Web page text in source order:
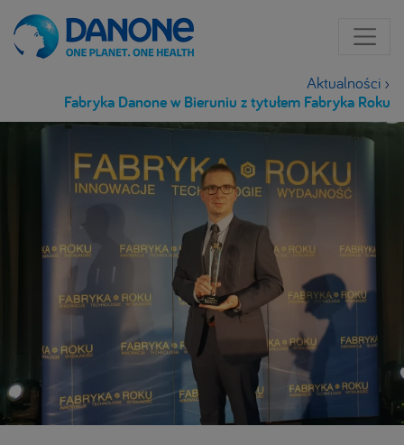
Aktualności ›
Fabryka Danone w Bieruniu z tytułem Fabryka Roku